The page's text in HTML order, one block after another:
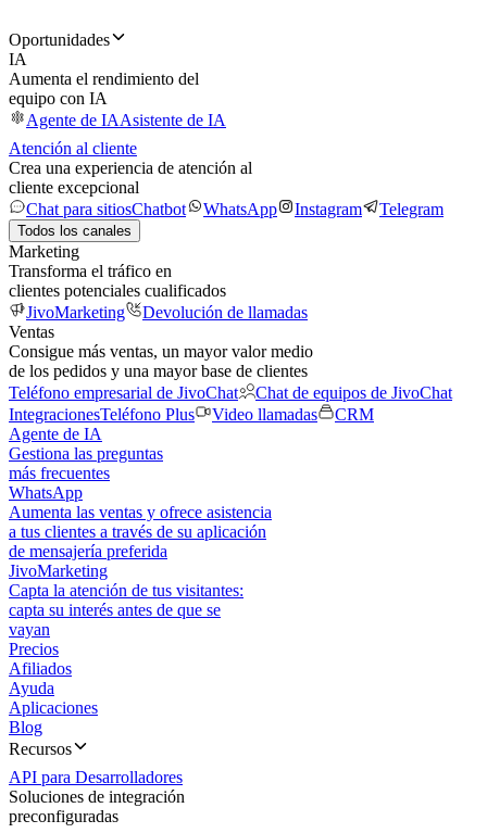
Oportunidades
IA
Aumenta el rendimiento del
equipo con IA
Agente de IAAsistente de IA
Atención al cliente
Crea una experiencia de atención al
cliente excepcional
Chat para sitiosChatbot WhatsApp Instagram Telegram
Todos los canales
Marketing
Transforma el tráfico en
clientes potenciales cualificados
JivoMarketing
Devolución de llamadas
Ventas
Consigue más ventas, un mayor valor medio
de los pedidos y una mayor base de clientes
Teléfono empresarial de JivoChat
Chat de equipos de JivoChat
IntegracionesTeléfono Plus Video llamadas
CRM
Agente de IA
Gestiona las preguntas
más frecuentes
WhatsApp
Aumenta las ventas y ofrece asistencia
a tus clientes a través de su aplicación
de mensajería preferida
JivoMarketing
Capta la atención de tus visitantes:
capta su interés antes de que se
vayan
Precios
Afiliados
Ayuda
Aplicaciones
Blog
Recursos
API para Desarrolladores
Soluciones de integración
preconfiguradas